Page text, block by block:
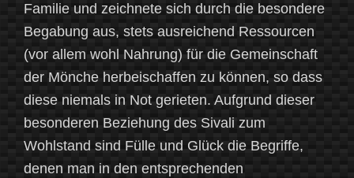
Familie und zeichnete sich durch die besondere
Begabung aus, stets ausreichend Ressourcen
(vor allem wohl Nahrung) für die Gemeinschaft
der Mönche herbeischaffen zu können, so dass
diese niemals in Not gerieten. Aufgrund dieser
besonderen Beziehung des Sivali zum
Wohlstand sind Fülle und Glück die Begriffe,
denen man in den entsprechenden